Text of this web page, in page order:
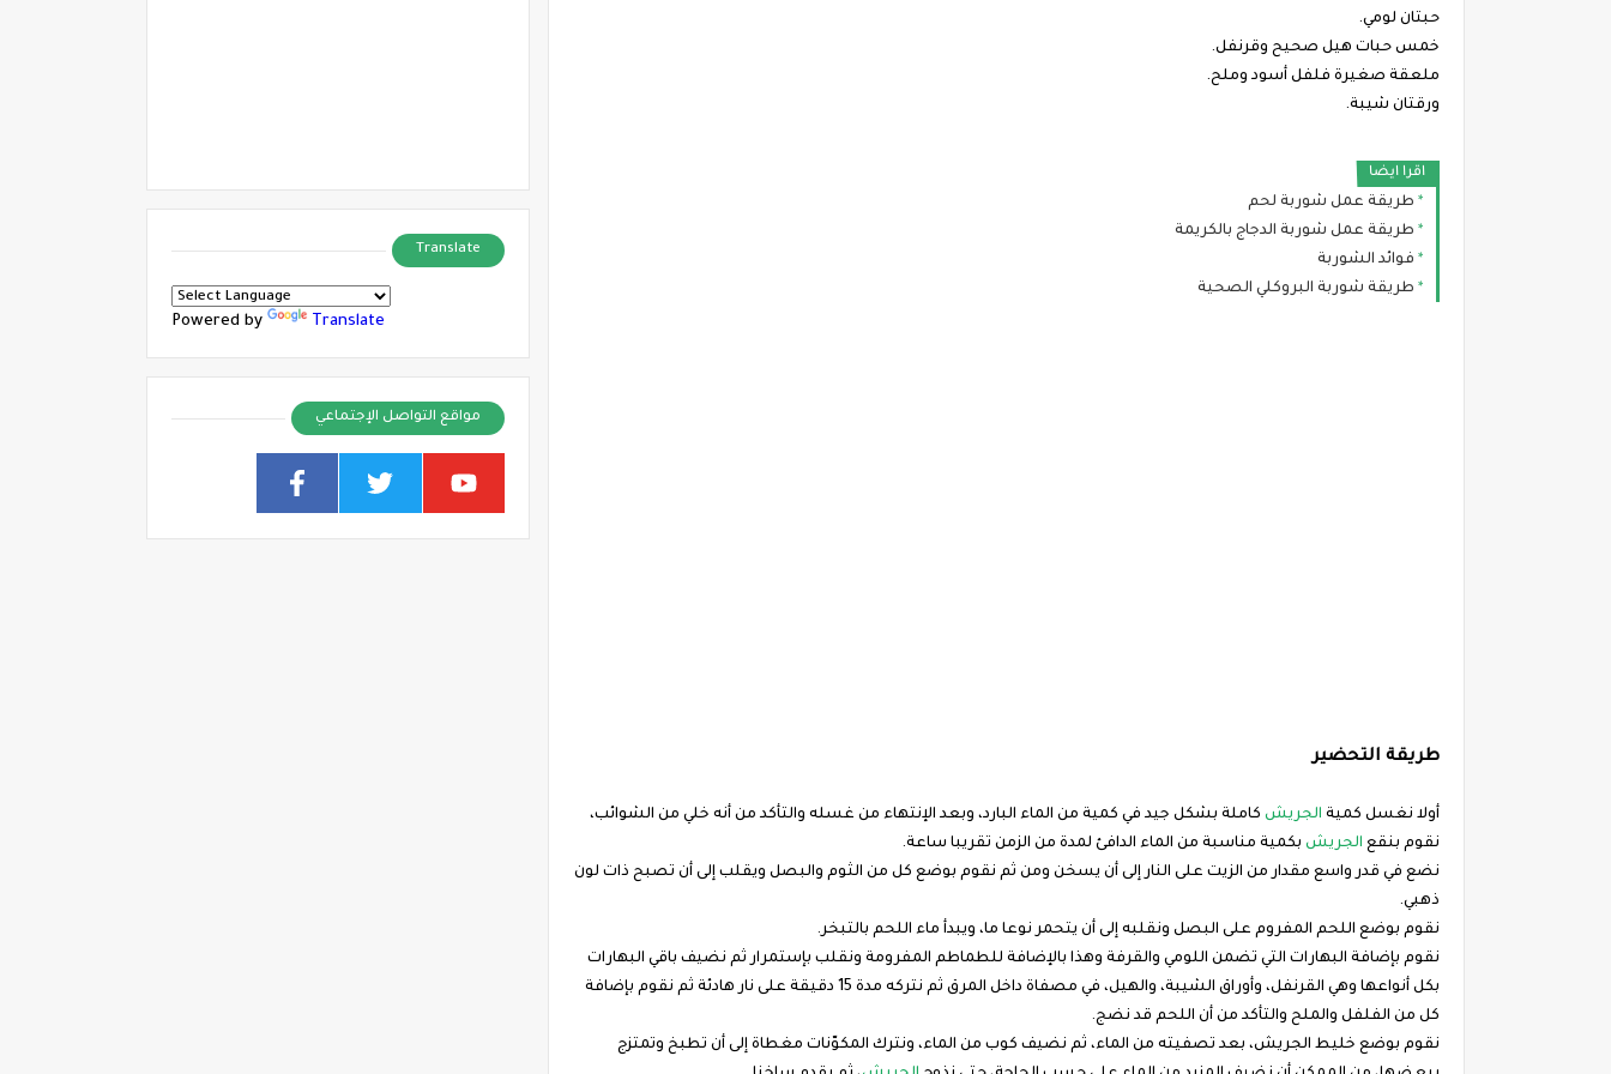
حبتان لومي.
خمس حبات هيل صحيح وقرنفل.
ملعقة صغيرة فلفل أسود وملح.
ورقتان شيبة.
اقرا ايضا
طريقة عمل شوربة لحم
طريقة عمل شوربة الدجاج بالكريمة
فوائد الشوربة
طريقة شوربة البروكلي الصحية
طريقة التحضير
أولا نغسل كمية الجريش كاملة بشكل جيد في كمية من الماء البارد، وبعد الإنتهاء من غسله والتأكد من أنه خلي من الشوائب،
نقوم بنقع الجريش بكمية مناسبة من الماء الدافئ لمدة من الزمن تقريبا ساعة.
نضع في قدر واسع مقدار من الزيت على النار إلى أن يسخن ومن ثم نقوم بوضع كل من الثوم والبصل ويقلب إلى أن تصبح ذات لون
ذهبي.
نقوم بوضع اللحم المفروم على البصل ونقلبه إلى أن يتحمر نوعا ما، ويبدأ ماء اللحم بالتبخر.
نقوم بإضافة البهارات التي تضمن اللومي والقرفة وهذا بالإضافة للطماطم المفرومة ونقلب بإستمرار ثم نضيف باقي البهارات
بكل أنواعها وهي القرنفل، وأوراق الشيبة، والهيل، في مصفاة داخل المرق ثم نتركه مدة 15 دقيقة على نار هادئة ثم نقوم بإضافة
كل من الفلفل والملح والتأكد من أن اللحم قد نضج.
نقوم بوضع خليط الجريش، بعد تصفيته من الماء، ثم نضيف كوب من الماء، ونترك المكوّنات مغطاة إلى أن تطبخ وتمتزج
Translate
Powered by Translate
مواقع التواصل الإجتماعي